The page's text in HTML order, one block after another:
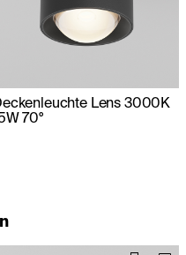
Lens 3000K
70°